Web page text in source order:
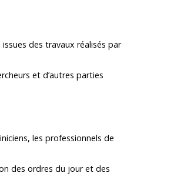
des travaux réalisés par
et d’autres parties
les professionnels de
des ordres du jour et des